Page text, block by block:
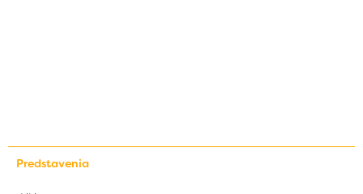
Predstavenia